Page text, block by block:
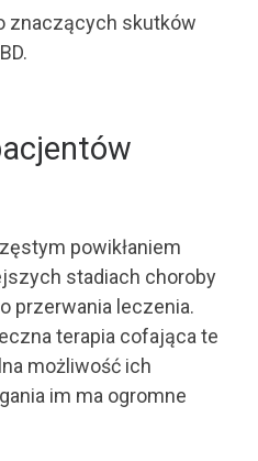
znaczących skutków
powikłaniem
stadiach choroby
przerwania leczenia.
terapia cofająca te
możliwość ich
im ma ogromne